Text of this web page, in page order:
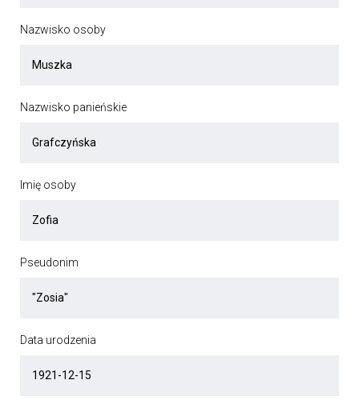
Nazwisko osoby
Nazwisko panieńskie
Imię osoby
Pseudonim
Data urodzenia